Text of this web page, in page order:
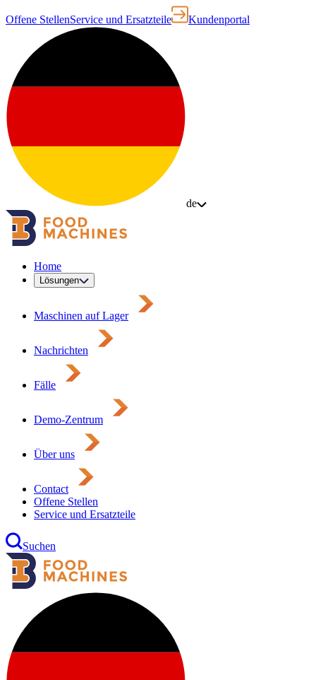
Offene StellenService und Ersatzteile Kundenportal
de
Home
Lösungen
Maschinen auf Lager
Nachrichten
Fälle
Demo-Zentrum
Über uns
Contact
Offene Stellen
Service und Ersatzteile
Suchen